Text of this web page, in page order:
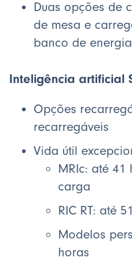
Duas opções de
de mesa e
banco de
Inteligência artificial
Opções
recarregáveis
Vida útil
MRIc: até 41
carga
RIC RT: até
Modelos
horas